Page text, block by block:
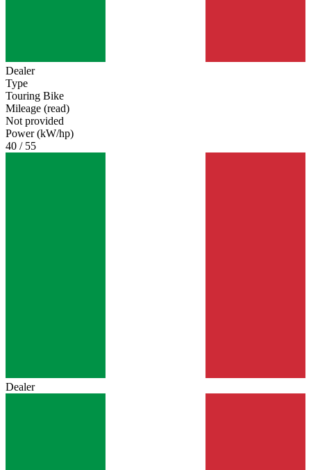
Dealer
Type
Touring Bike
Mileage (read)
Not provided
Power (kW/hp)
40 / 55
Dealer